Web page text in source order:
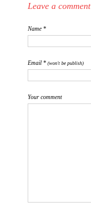
Leave a comment
Name *
Email * (won't be publish)
Your comment